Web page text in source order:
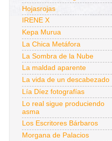
Hojasrojas
IRENE X
Kepa Murua
La Chica Metáfora
La Sombra de la Nube
La maldad aparente
La vida de un descabezado
Lía Díez fotografías
Lo real sigue produciendo
asma
Los Escritores Bárbaros
Morgana de Palacios